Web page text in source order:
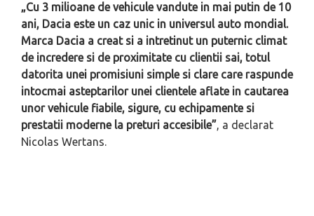
„Cu 3 milioane de vehicule vandute in mai putin de 10
ani, Dacia este un caz unic in universul auto mondial.
Marca Dacia a creat si a intretinut un puternic climat
de incredere si de proximitate cu clientii sai, totul
datorita unei promisiuni simple si clare care raspunde
intocmai asteptarilor unei clientele aflate in cautarea
unor vehicule fiabile, sigure, cu echipamente si
prestatii moderne la preturi accesibile”, a declarat
Nicolas Wertans.